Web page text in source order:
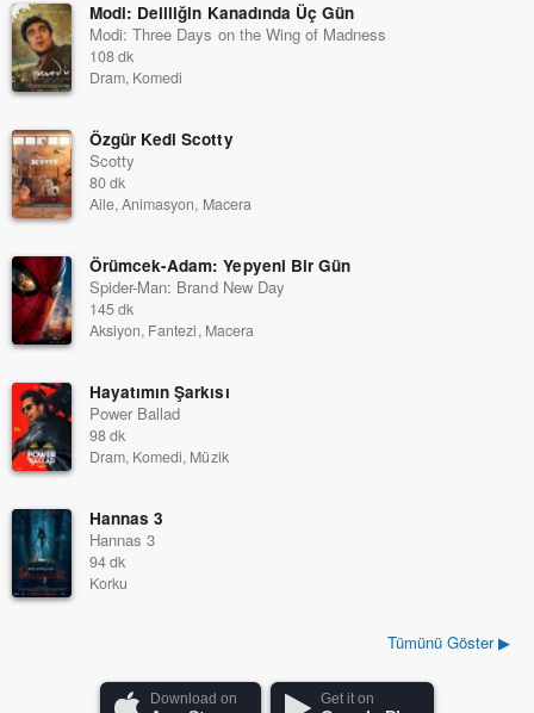
Modi: Deliliğin Kanadında Üç Gün
Modi: Three Days on the Wing of Madness
108 dk
Dram, Komedi
Özgür Kedi Scotty
Scotty
80 dk
Aile, Animasyon, Macera
Örümcek-Adam: Yepyeni Bir Gün
Spider-Man: Brand New Day
145 dk
Aksiyon, Fantezi, Macera
Hayatımın Şarkısı
Power Ballad
98 dk
Dram, Komedi, Müzik
Hannas 3
Hannas 3
94 dk
Korku
Tümünü Göster ▶
Download on Get it on